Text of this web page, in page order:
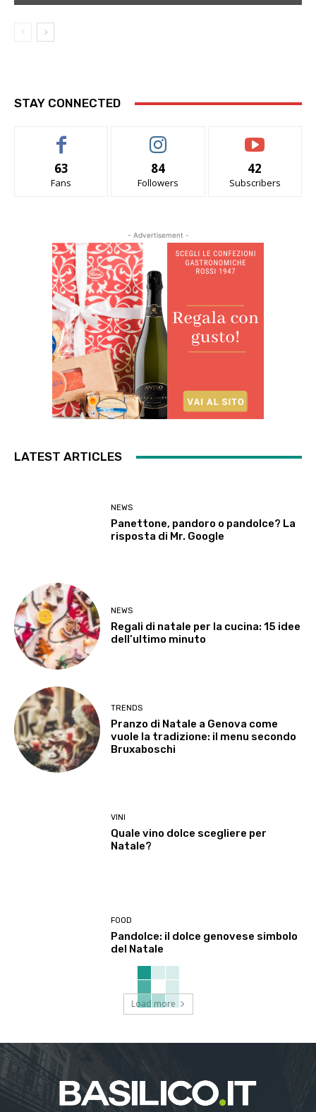
STAY CONNECTED
63
Fans
84
Followers
42
Subscribers
- Advertisement -
LATEST ARTICLES
NEWS
Panettone, pandoro o pandolce? La
risposta di Mr. Google
NEWS
Regali di natale per la cucina: 15 idee
dell’ultimo minuto
TRENDS
Pranzo di Natale a Genova come
vuole la tradizione: il menu secondo
Bruxaboschi
VINI
Quale vino dolce scegliere per
Natale?
FOOD
Pandolce: il dolce genovese simbolo
del Natale
Load more